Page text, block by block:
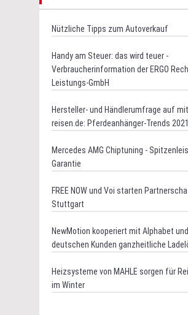
Nützliche Tipps zum Autoverkauf
Handy am Steuer: das wird teuer -
Verbraucherinformation der ERGO
Leistungs-GmbH
Hersteller- und Händlerumfrage auf
reisen.de: Pferdeanhänger-Trends 2021
Mercedes AMG Chiptuning -
Garantie
FREE NOW und Voi starten
Stuttgart
NewMotion kooperiert mit Alphabet
deutschen Kunden ganzheitliche
Heizsysteme von MAHLE sorgen für
im Winter